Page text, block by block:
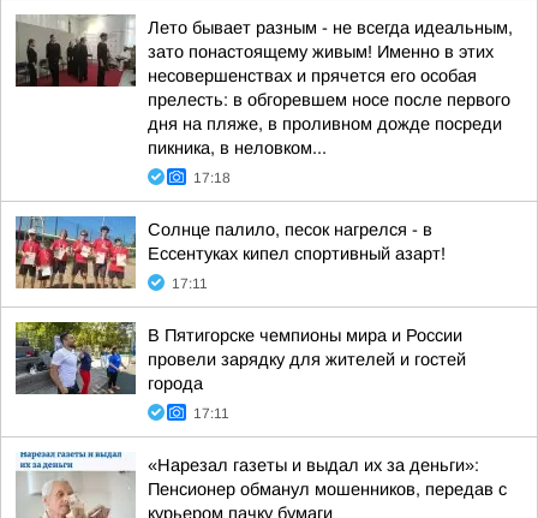
Лето бывает разным - не всегда идеальным,
зато понастоящему живым! Именно в этих
несовершенствах и прячется его особая
прелесть: в обгоревшем носе после первого
дня на пляже, в проливном дожде посреди
пикника, в неловком...
17:18
Солнце палило, песок нагрелся - в
Ессентуках кипел спортивный азарт!
17:11
В Пятигорске чемпионы мира и России
провели зарядку для жителей и гостей
города
17:11
«Нарезал газеты и выдал их за деньги»:
Пенсионер обманул мошенников, передав с
курьером пачку бумаги